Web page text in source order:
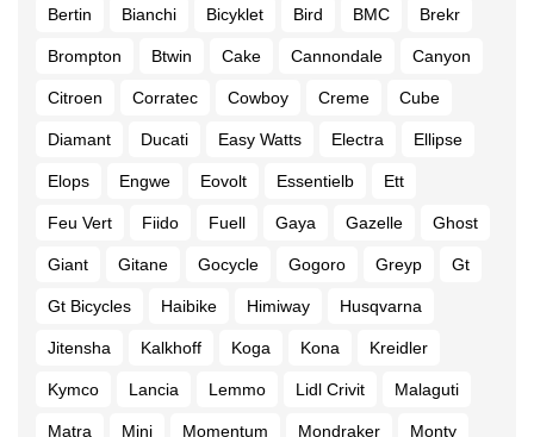
Bertin Bianchi Bicyklet Bird BMC Brekr
Brompton Btwin Cake Cannondale Canyon
Citroen Corratec Cowboy Creme Cube
Diamant Ducati Easy Watts Electra Ellipse
Elops Engwe Eovolt Essentielb Ett
Feu Vert Fiido Fuell Gaya Gazelle Ghost
Giant Gitane Gocycle Gogoro Greyp Gt
Gt Bicycles Haibike Himiway Husqvarna
Jitensha Kalkhoff Koga Kona Kreidler
Kymco Lancia Lemmo Lidl Crivit Malaguti
Matra Mini Momentum Mondraker Monty